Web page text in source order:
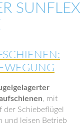
SUNFLEX
, mit
der Schiebeflügel
und leisen Betrieb